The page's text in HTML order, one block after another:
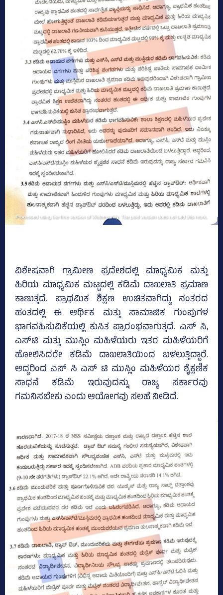
ವಿಶೇಷವಾಗಿ ಗ್ರಾಮೀಣ ಪ್ರದೇಶದಲ್ಲಿ ಮಾಧ್ಯಮಿಕ ಮತ್ತು
ಹಿರಿಯ ಮಾಧ್ಯಮಿಕ ಮಟ್ಟದಲ್ಲಿ ಕಡಿಮೆ ದಾಖಲಾತಿ ಪ್ರಮಾಣ
ಕಾಣುತ್ತದೆ. ಪ್ರಾಥಮಿಕ ಶಿಕ್ಷಣ ಉಚಿತವಾಗಿದ್ದು ನಂತರದ
ಹಂತದಲ್ಲಿ ಈ ಆರ್ಥಿಕ ಮತ್ತು ಸಾಮಾಜಿಕ ಗುಂಪುಗಳ
ಭಾಗವಹಿಸುವಿಕೆಯಲ್ಲಿ ಕುಸಿತ ಪ್ರಾರಂಭವಾಗುತ್ತದೆ. ಎಸ್‌ ಸಿ,
ಎಸ್‌ಟಿ ಮತ್ತು ಮುಸ್ಲಿಂ ಮಹಿಳೆಯರು ಇತರ ಮಹಿಳೆಯರಿಗೆ
ಹೋಲಿಸಿದರೇ ಕಡಿಮೆ ದಾಖಲಾತಿಯಿಂದ ಬಳಲುತ್ತಿದ್ದಾರೆ.
ಆದ್ದರಿಂದ ಎಸ್‌ ಸಿ ಎಸ್‌ ಟಿ ಮುಸ್ಲಿಂ ಮಹಿಳೆಯರ ಶೈಕ್ಷಣಿಕ
ಸಾಧನೆ ಕಡಿಮೆ ಇರುವುದನ್ನು ರಾಜ್ಯ ಸರ್ಕಾರವು
ಗಮನಿಸಬೇಕು ಎಂದು ಆಯೋಗವು ಸಲಹೆ ನೀಡಿದೆ.